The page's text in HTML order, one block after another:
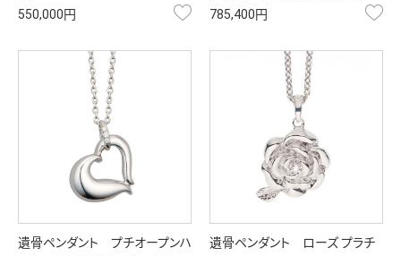
550,000円
お気に入り
785,400円
遺骨ペンダント プチオープンハ
遺骨ペンダント ローズ プラチ